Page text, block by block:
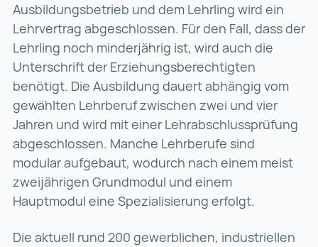
Ausbildungsbetrieb und dem Lehrling wird ein
Lehrvertrag abgeschlossen. Für den Fall, dass der
Lehrling noch minderjährig ist, wird auch die
Unterschrift der Erziehungs­berechtigten
benötigt. Die Ausbildung dauert abhängig vom
gewählten Lehrberuf zwischen zwei und vier
Jahren und wird mit einer Lehrabschluss­prüfung
ab­ge­schlossen. Manche Lehrberufe sind
modular aufgebaut, wodurch nach einem meist
zweijährigen Grundmodul und einem
Hauptmodul eine Spezialisierung erfolgt.
Die aktuell rund 200 gewerblichen, industriellen